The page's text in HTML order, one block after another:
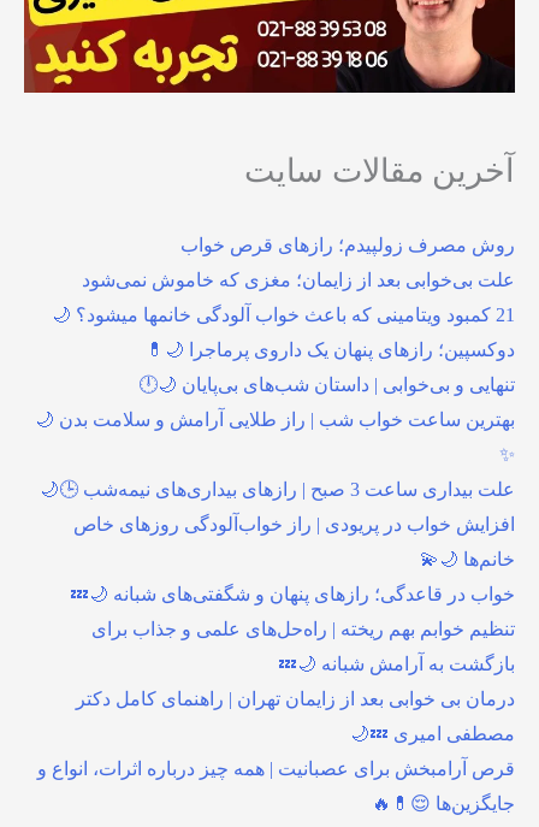
آخرین مقالات سایت
روش مصرف زولپیدم؛ رازهای قرص خواب
علت بی‌خوابی بعد از زایمان؛ مغزی که خاموش نمی‌شود
21 کمبود ویتامینی که باعث خواب آلودگی خانمها میشود؟ 🌙
دوکسپین؛ رازهای پنهان یک داروی پرماجرا 🌙💊
تنهایی و بی‌خوابی | داستان شب‌های بی‌پایان 🌙🕛
بهترین ساعت خواب شب | راز طلایی آرامش و سلامت بدن 🌙
✨
علت بیداری ساعت 3 صبح | رازهای بیداری‌های نیمه‌شب 🕒🌙
افزایش خواب در پریودی | راز خواب‌آلودگی روزهای خاص
خانم‌ها 🌙💫
خواب در قاعدگی؛ رازهای پنهان و شگفتی‌های شبانه 🌙💤
تنظیم خوابم بهم ریخته | راه‌حل‌های علمی و جذاب برای
بازگشت به آرامش شبانه 🌙💤
درمان بی خوابی بعد از زایمان تهران | راهنمای کامل دکتر
مصطفی امیری 💤🌙
قرص آرامبخش برای عصبانیت | همه چیز درباره اثرات، انواع و
جایگزین‌ها 😌💊🔥